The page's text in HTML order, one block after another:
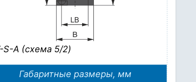
S-A (схема 5/2)
Габаритные размеры, мм